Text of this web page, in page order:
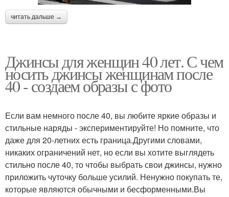
читать дальше →
Джинсы для женщин 40 лет. С чем
носить джинсы женщинам после
40 - создаем образы с фото
Если вам немного после 40, вы любите яркие образы и
стильные наряды - экспериментируйте! Но помните, что
даже для 20-летних есть граница.Другими словами,
никаких ограничений нет, но если вы хотите выглядеть
стильно после 40, то чтобы выбрать свои джинсы, нужно
приложить чуточку больше усилий. Ненужно покупать те,
которые являются обычными и бесформенными.Вы